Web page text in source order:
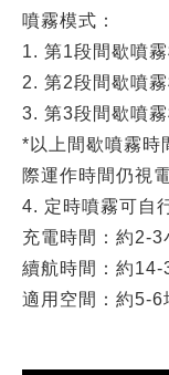
噴霧模式：
1. 第1段間歇噴
2. 第2段間歇噴
3. 第3段間歇噴
*以上間歇噴霧時
際運作時間仍視
4. 定時噴霧可自
充電時間：約2-3
續航時間：約14-
適用空間：約5-6